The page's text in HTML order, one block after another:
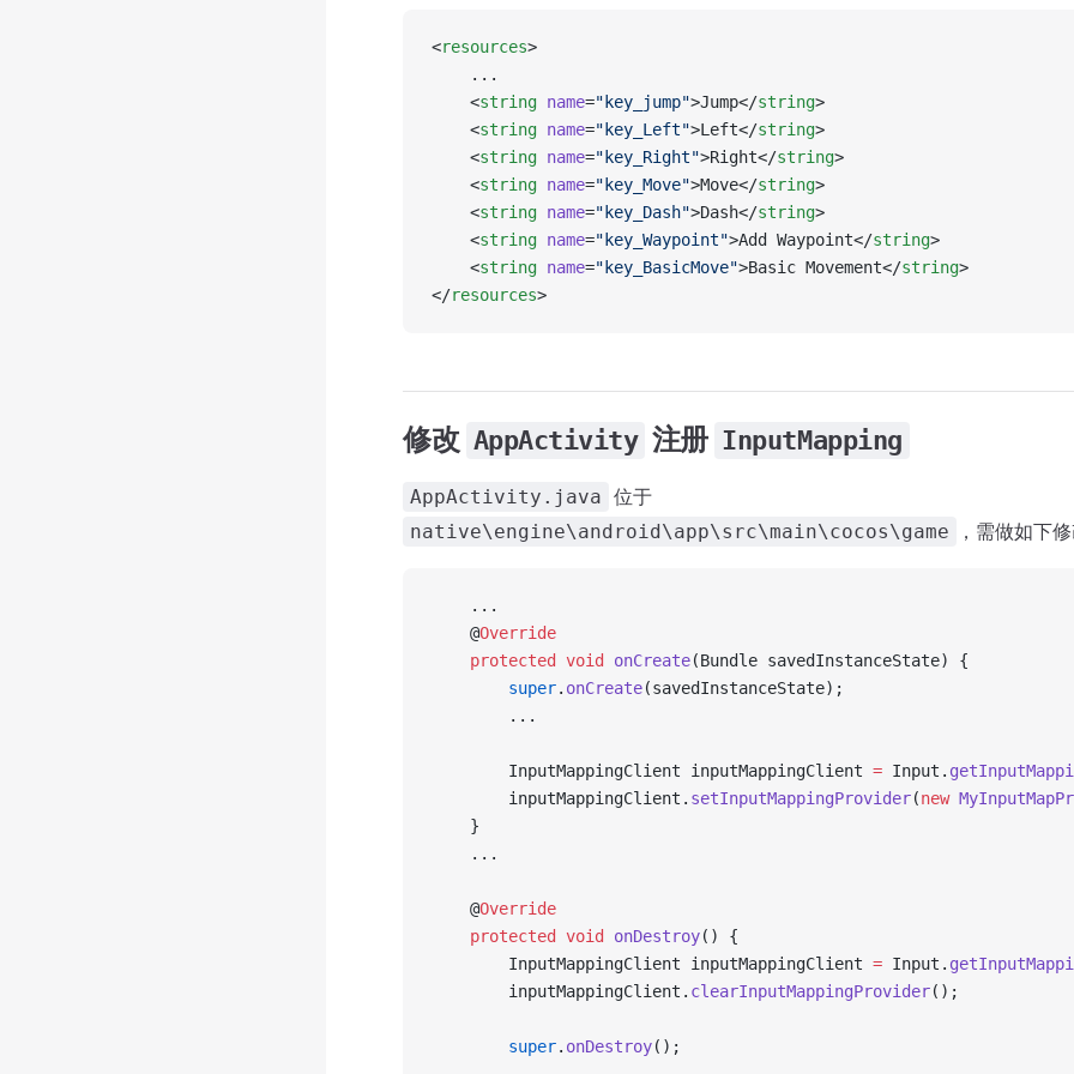
<resources>
    ...
    <
string name="key_jump">Jump</string>
    <
string name="key_Left">Left</string>
    <
string name="key_Right">Right</string>
    <
string name="key_Move">Move</string>
    <
string name="key_Dash">Dash</string>
    <
string name="key_Waypoint">Add Waypoint</string>
    <
string name="key_BasicMove">Basic Movement</string>
</resources>
修改 AppActivity 注册 InputMapping
AppActivity.java 位于
native\engine\android\app\src\main\cocos\game ，需做如下修
    ...
    @
Override
    protected
void onCreate(Bundle savedInstanceState) {
        super
. onCreate(savedInstanceState);
        ...
        InputMappingClient inputMappingClient
= Input.
        inputMappingClient.
setInputMappingProvider(new
    }
    ...
    @
Override
    protected
void onDestroy() {
        InputMappingClient inputMappingClient
= Input.
        inputMappingClient.
clearInputMappingProvider();
        super
. onDestroy();